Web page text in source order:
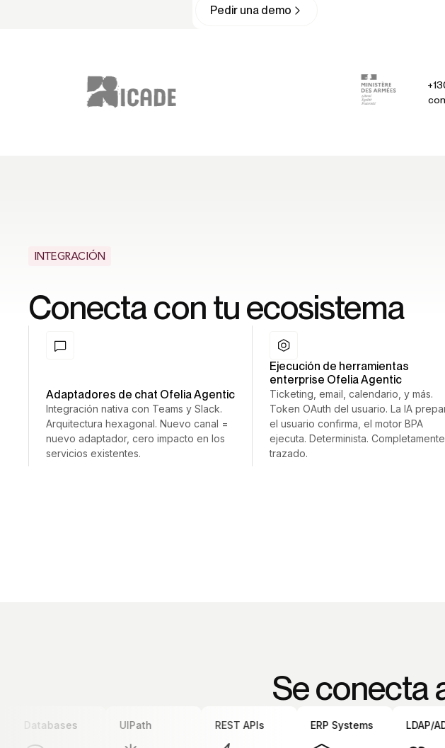
Pedir una demo
INTEGRACIÓN
Conecta con tu ecosistema
Adaptadores de chat Ofelia Agentic
Integración nativa con Teams y Slack.
Arquitectura hexagonal. Nuevo canal =
nuevo adaptador, cero impacto en los
servicios existentes.
Ejecución de herramientas
enterprise Ofelia Agentic
Ticketing, email, calendario, y más.
Token OAuth del usuario. La IA
el usuario confirma, el motor BPA
ejecuta. Determinista. Completamente
trazado.
Se conecta
Databases UIPath REST APIs ERP Systems LDAP/AD